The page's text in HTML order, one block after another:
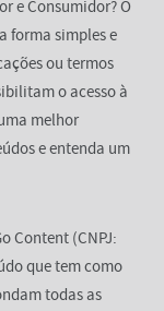
e Consumidor? O
forma simples e
ou termos
o acesso à
melhor
e entenda um
Content (CNPJ:
que tem como
todas as